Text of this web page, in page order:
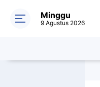
Minggu
9 Agustus 2026